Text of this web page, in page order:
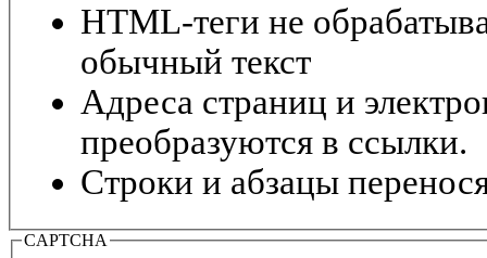
HTML-теги не
обычный текст
Адреса страниц и
преобразуются в ссылки.
Строки и абзацы
CAPTCHA